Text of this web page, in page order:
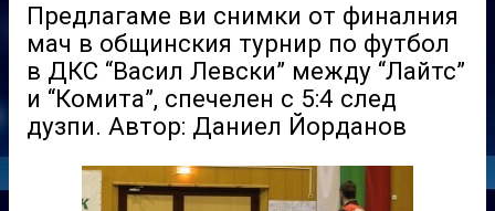
Предлагаме ви снимки от финалния
мач в общинския турнир по футбол
в ДКС “Васил Левски” между “Лайтс”
и “Комита”, спечелен с 5:4 след
дузпи. Автор: Даниел Йорданов